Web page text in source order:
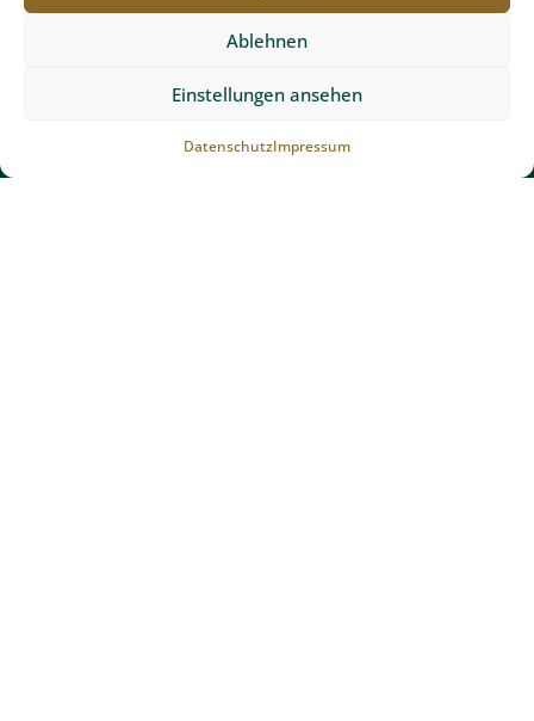
Ablehnen
Einstellungen ansehen
DatenschutzImpressum
Partner und Auszeichnungen